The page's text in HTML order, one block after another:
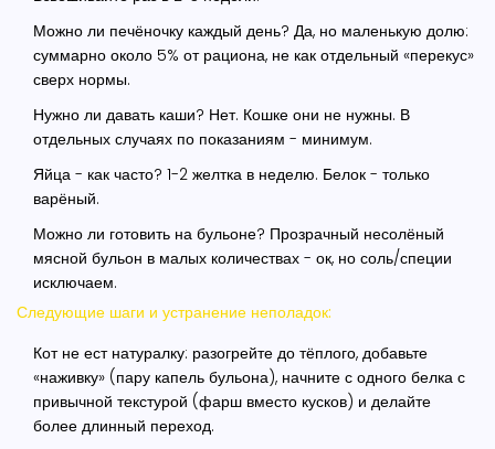
Можно ли печёночку каждый день? Да, но маленькую долю:
суммарно около 5% от рациона, не как отдельный «перекус»
сверх нормы.
Нужно ли давать каши? Нет. Кошке они не нужны. В
отдельных случаях по показаниям - минимум.
Яйца - как часто? 1-2 желтка в неделю. Белок - только
варёный.
Можно ли готовить на бульоне? Прозрачный несолёный
мясной бульон в малых количествах - ок, но соль/специи
исключаем.
Следующие шаги и устранение неполадок:
Кот не ест натуралку: разогрейте до тёплого, добавьте
«наживку» (пару капель бульона), начните с одного белка с
привычной текстурой (фарш вместо кусков) и делайте
более длинный переход.